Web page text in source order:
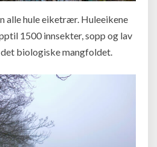
alle hule eiketrær. Huleeikene
1500 innsekter, sopp og lav
biologiske mangfoldet.